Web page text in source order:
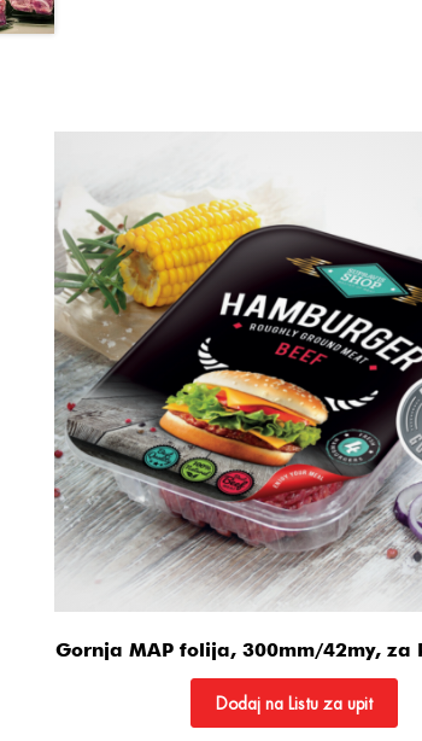
Gornja MAP folija, 300mm/42my, za
Dodaj na Listu za upit